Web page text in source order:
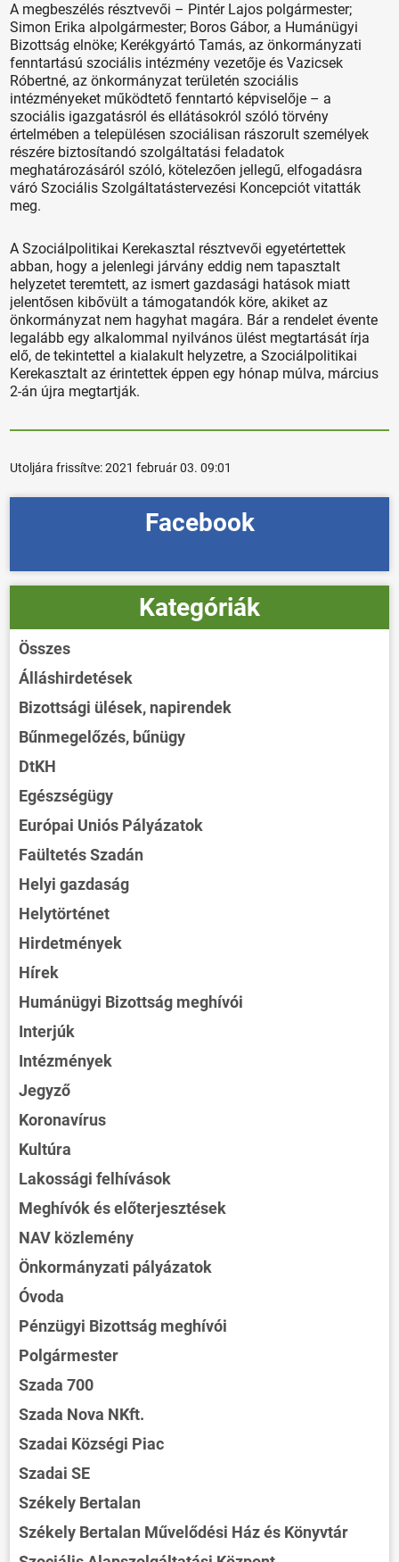
A megbeszélés résztvevői – Pintér Lajos polgármester;
Simon Erika alpolgármester; Boros Gábor, a Humánügyi
Bizottság elnöke; Kerékgyártó Tamás, az önkormányzati
fenntartású szociális intézmény vezetője és Vazicsek
Róbertné, az önkormányzat területén szociális
intézményeket működtető fenntartó képviselője – a
szociális igazgatásról és ellátásokról szóló törvény
értelmében a településen szociálisan rászorult személyek
részére biztosítandó szolgáltatási feladatok
meghatározásáról szóló, kötelezően jellegű, elfogadásra
váró Szociális Szolgáltatástervezési Koncepciót vitatták
meg.
A Szociálpolitikai Kerekasztal résztvevői egyetértettek
abban, hogy a jelenlegi járvány eddig nem tapasztalt
helyzetet teremtett, az ismert gazdasági hatások miatt
jelentősen kibővült a támogatandók köre, akiket az
önkormányzat nem hagyhat magára. Bár a rendelet évente
legalább egy alkalommal nyilvános ülést megtartását írja
elő, de tekintettel a kialakult helyzetre, a Szociálpolitikai
Kerekasztalt az érintettek éppen egy hónap múlva, március
2-án újra megtartják.
Utoljára frissítve:2021 február 03. 09:01
Facebook
Kategóriák
Összes
Álláshirdetések
Bizottsági ülések, napirendek
Bűnmegelőzés, bűnügy
DtKH
Egészségügy
Európai Uniós Pályázatok
Faültetés Szadán
Helyi gazdaság
Helytörténet
Hirdetmények
Hírek
Humánügyi Bizottság meghívói
Interjúk
Intézmények
Jegyző
Koronavírus
Kultúra
Lakossági felhívások
Meghívók és előterjesztések
NAV közlemény
Önkormányzati pályázatok
Óvoda
Pénzügyi Bizottság meghívói
Polgármester
Szada 700
Szada Nova NKft.
Szadai Községi Piac
Szadai SE
Székely Bertalan
Székely Bertalan Művelődési Ház és Könyvtár